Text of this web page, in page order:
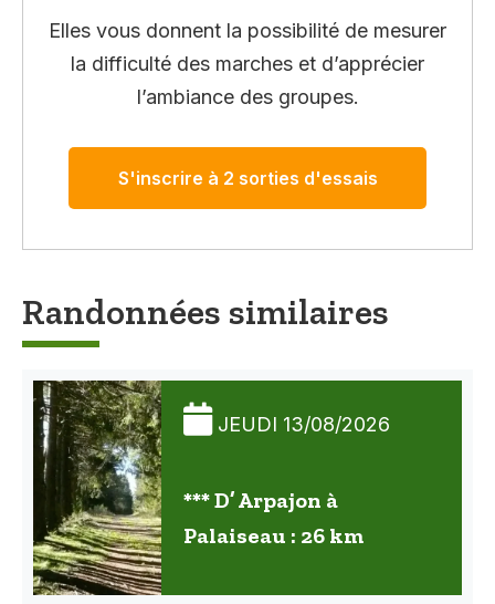
Elles vous donnent la possibilité de mesurer
la difficulté des marches et d’apprécier
l’ambiance des groupes.
S'inscrire à 2 sorties d'essais
Randonnées similaires
JEUDI 13/08/2026
*** D’ Arpajon à
Palaiseau : 26 km